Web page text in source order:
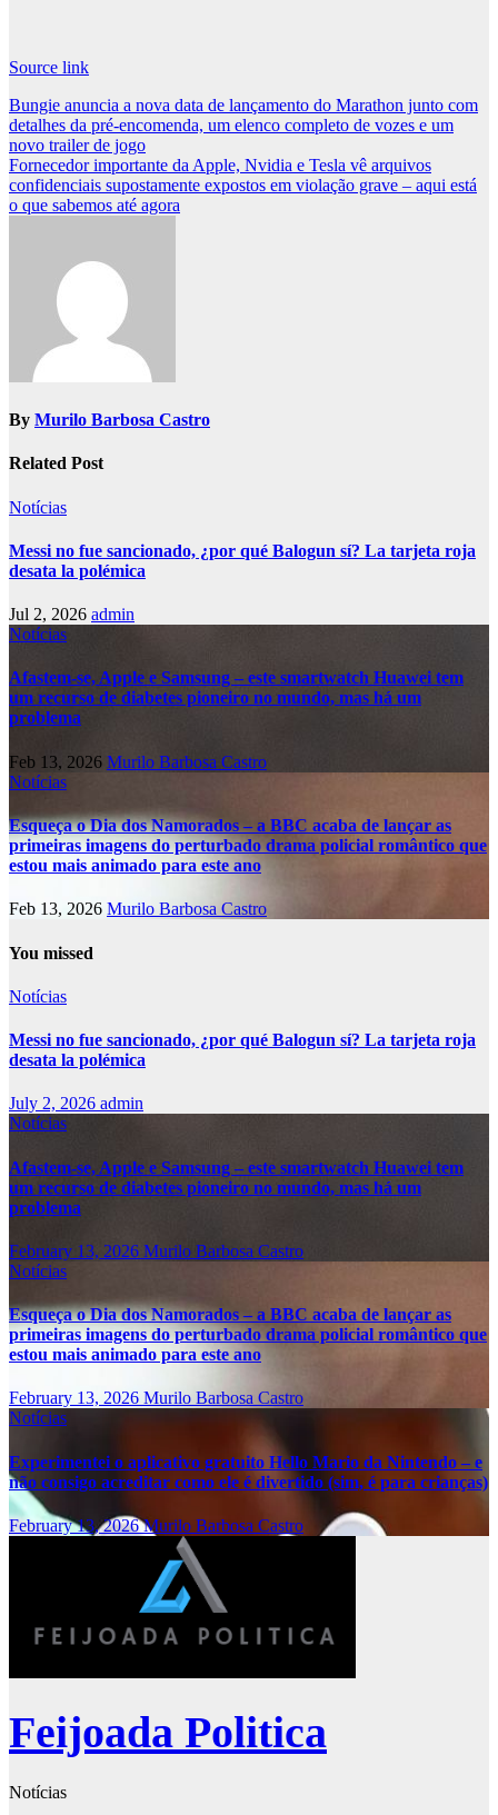
Source link
Post
navigation
Bungie anuncia a nova data de lançamento do Marathon junto com
detalhes da pré-encomenda, um elenco completo de vozes e um
novo trailer de jogo
Fornecedor importante da Apple, Nvidia e Tesla vê arquivos
confidenciais supostamente expostos em violação grave – aqui está
o que sabemos até agora
By Murilo Barbosa Castro
Related Post
Notícias
Messi no fue sancionado, ¿por qué Balogun sí? La tarjeta roja
desata la polémica
Jul 2, 2026 admin
Notícias
Afastem-se, Apple e Samsung – este smartwatch Huawei tem
um recurso de diabetes pioneiro no mundo, mas há um
problema
Feb 13, 2026 Murilo Barbosa Castro
Notícias
Esqueça o Dia dos Namorados – a BBC acaba de lançar as
primeiras imagens do perturbado drama policial romântico que
estou mais animado para este ano
Feb 13, 2026 Murilo Barbosa Castro
You missed
Notícias
Messi no fue sancionado, ¿por qué Balogun sí? La tarjeta roja
desata la polémica
July 2, 2026 admin
Notícias
Afastem-se, Apple e Samsung – este smartwatch Huawei tem
um recurso de diabetes pioneiro no mundo, mas há um
problema
February 13, 2026 Murilo Barbosa Castro
Notícias
Esqueça o Dia dos Namorados – a BBC acaba de lançar as
primeiras imagens do perturbado drama policial romântico que
estou mais animado para este ano
February 13, 2026 Murilo Barbosa Castro
Notícias
Experimentei o aplicativo gratuito Hello Mario da Nintendo – e
não consigo acreditar como ele é divertido (sim, é para crianças)
February 13, 2026Murilo Barbosa Castro
Feijoada Politica
Notícias